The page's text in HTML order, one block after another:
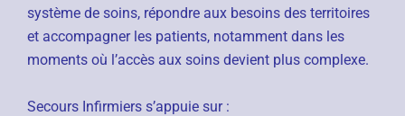
système de soins, répondre aux besoins des territoires
et accompagner les patients, notamment dans les
moments où l’accès aux soins devient plus complexe.
Secours Infirmiers s’appuie sur :